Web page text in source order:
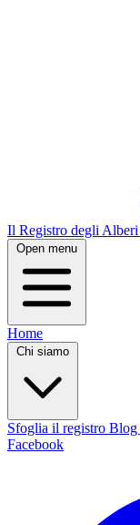
Il Registro degli Alberi
Open menu
Home
Chi siamo
Sfoglia il registro Blog
Facebook